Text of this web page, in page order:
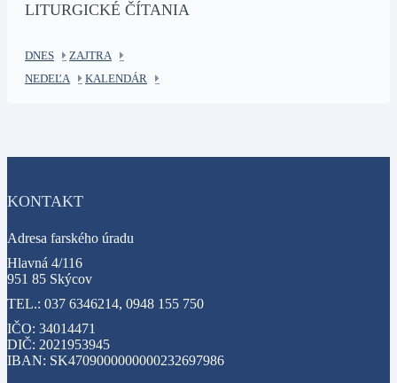
LITURGICKÉ ČÍTANIA
DNES
ZAJTRA
NEDEĽA
KALENDÁR
KONTAKT
Adresa farského úradu
Hlavná 4/116
951 85 Skýcov
TEL.: 037 6346214, 0948 155 750
IČO: 34014471
DIČ: 2021953945
IBAN: SK4709000000000232697986